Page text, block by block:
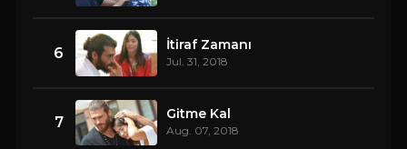
6 İtiraf Zamanı
Jul. 31, 2018
7 Gitme Kal
Aug. 07, 2018